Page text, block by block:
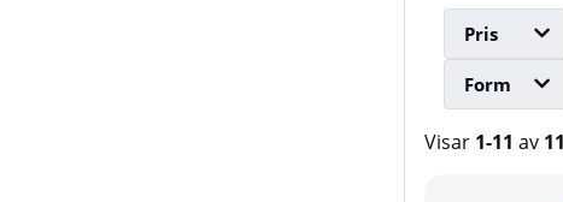
Pris
Form
Visar 1-11 av 11